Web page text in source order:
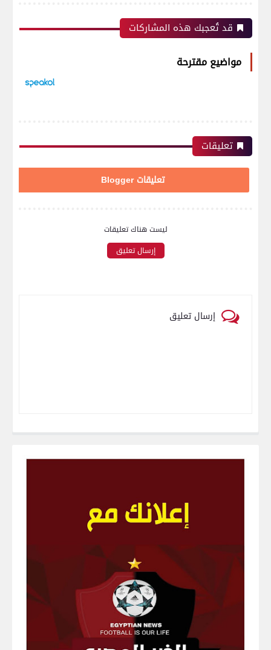
قد تُعجبك هذه المشاركات
مواضيع مقترحة
تعليقات
تعليقات Blogger
ليست هناك تعليقات
إرسال تعليق
إرسال تعليق